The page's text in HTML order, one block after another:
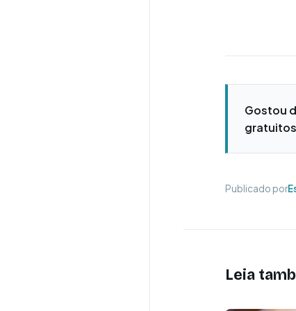
Gostou
gratuitos
Publicado por
Leia